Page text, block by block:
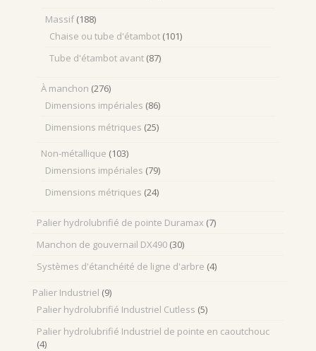
Massif (188)
Chaise ou tube d'étambot (101)
Tube d'étambot avant (87)
À manchon (276)
Dimensions impériales (86)
Dimensions métriques (25)
Non-métallique (103)
Dimensions impériales (79)
Dimensions métriques (24)
Palier hydrolubrifié de pointe Duramax (7)
Manchon de gouvernail DX490 (30)
Systèmes d'étanchéité de ligne d'arbre (4)
Palier Industriel (9)
Palier hydrolubrifié Industriel Cutless (5)
Palier hydrolubrifié Industriel de pointe en caoutchouc
(4)